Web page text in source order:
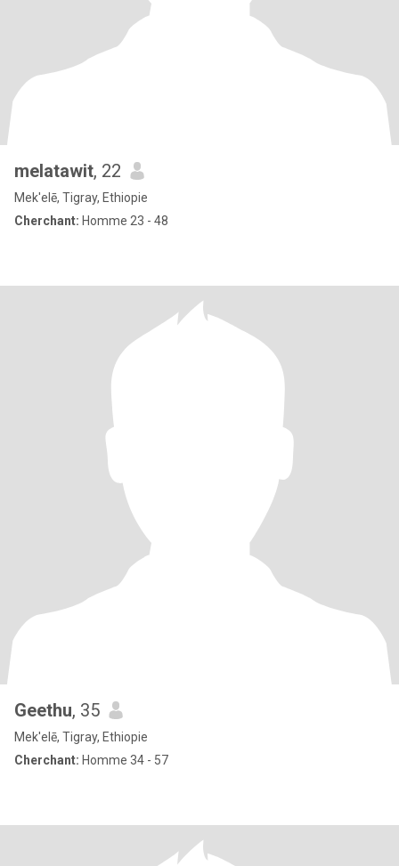
melatawit, 22
Mek'elē, Tigray, Ethiopie
Cherchant: Homme 23 - 48
Geethu, 35
Mek'elē, Tigray, Ethiopie
Cherchant: Homme 34 - 57